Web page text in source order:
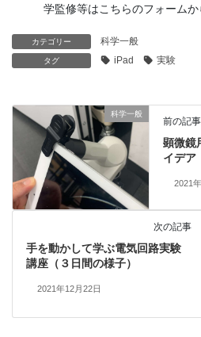
学監修等はこちらのフォームか
カテゴリー 科学一般
タグ iPad 実験
科学一般
前の記事
顕微鏡
イデア
2021
次の記事
手を動かして学ぶ電気回路実験
講座（３日間の様子）
2021年12月22日